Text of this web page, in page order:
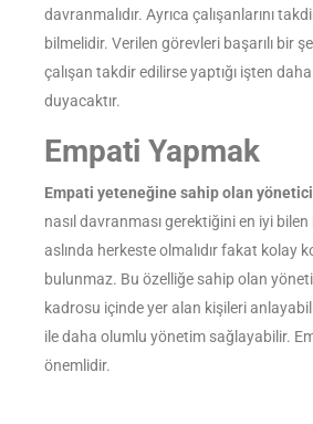
davranmalıdır. Ayrıca çalışanlarını
bilmelidir. Verilen görevleri başarılı bir
çalışan takdir edilirse yaptığı işten
duyacaktır.
Empati Yapmak
Empati yeteneğine sahip olan yönetici
nasıl davranması gerektiğini en iyi
aslında herkeste olmalıdır fakat kolay
bulunmaz. Bu özelliğe sahip olan
kadrosu içinde yer alan kişileri
ile daha olumlu yönetim sağlayabilir.
önemlidir.